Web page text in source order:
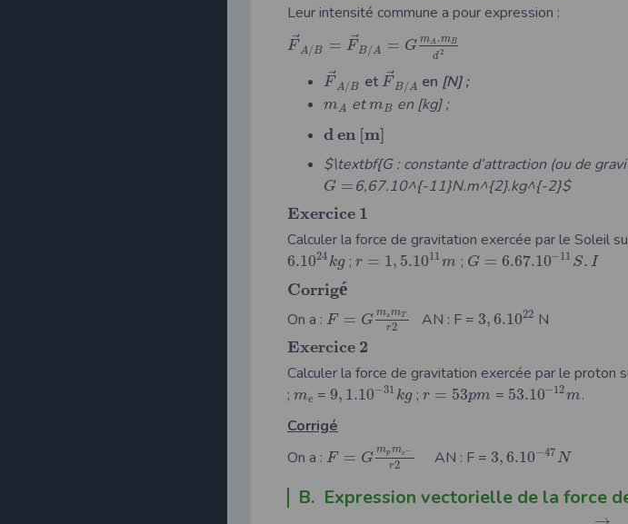
Leur intensité commune a pour expression :
F A/B = F ⃗
B/A = G mA .mB
d2
F A/B etF B/A en [N] ;
mA etmB en [kg] ;
den [m]
$\textbf{G: constante d’attraction (ou de
G =6,67.10^{-11}N.m^{2}.kg^{-2}$
Exercice 1
Calculer la force de gravitation exercée par le Soleil
6.1024 kg ; r = 1, 5.1011 m ; G = 6.67.10−11 S. I
Corrigé
On a : F = G msmT
r2 AN : F = 3, 6.1022 N
Exercice 2
Calculer la force de gravitation exercée par le proton
; me = 9, 1.10−31 kg ;r = 53pm = 53.10−12m.
Corrigé
On a : F = G
mpme−
r2 AN : F = 3, 6.10−47N
B. Expression vectorielle de la force